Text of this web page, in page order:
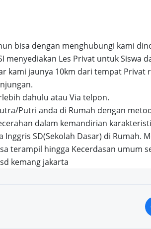
bisa dengan menghubungi kami
menyediakan Les Privat untuk Siswa
kami jaunya 10km dari tempat Privat
dahulu atau Via telpon.
Putri anda di Rumah dengan
dalam kemandirian
SD(Sekolah Dasar) di Rumah.
terampil hingga Kecerdasan umum
kemang jakarta